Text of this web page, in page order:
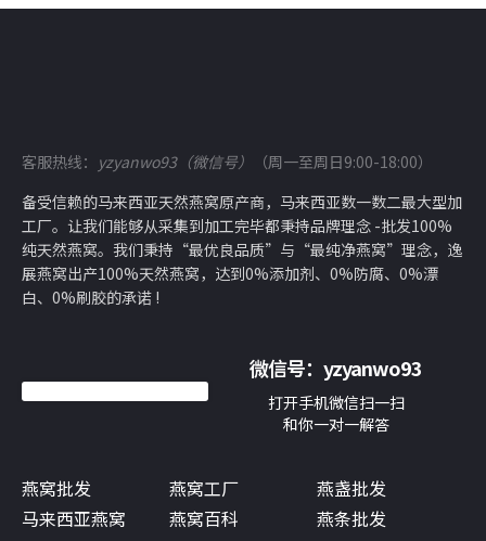
客服热线： yzyanwo93（微信号）
（周一至周日9:00-18:00）
备受信赖的马来西亚天然燕窝原产商，马来西亚数一数二最大型加
工厂。让我们能够从采集到加工完毕都秉持品牌理念 -批发100%
纯天然燕窝。我们秉持“最优良品质”与“最纯净燕窝”理念，逸
展燕窝出产100%天然燕窝，达到0%添加剂、0%防腐、0%漂
白、0%刷胶的承诺 !
微信号：yzyanwo93
打开手机微信扫一扫
和你一对一解答
燕窝批发
马来西亚燕窝
燕窝工厂
燕窝百科
燕盏批发
燕条批发